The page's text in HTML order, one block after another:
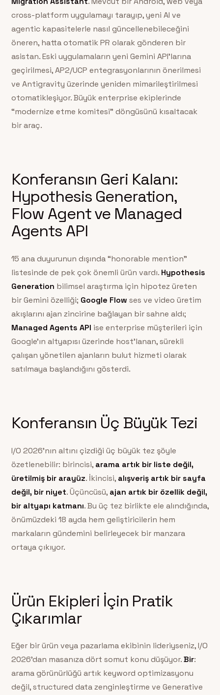
cross-platform uygulamayı tarayıp, yeni AI ve
agentic kapasitelerle nasıl güncellenebileceğini
öneren, hatta otomatik PR olarak gönderen bir
asistan. Eski uygulamaların yeni Gemini API’larına
geçirilmesi, AP2/UCP entegrasyonlarının önerilmesi
ve Antigravity üzerinde yeniden mimarileştirilmesi
otomatikleşiyor. Büyük enterprise ekiplerinde
“modernize etme komitesi” döngüsünü kısaltacak
bir araç.
Konferansın Geri Kalanı:
Hypothesis Generation,
Flow Agent ve Managed
Agents API
15 ana duyurunun dışında “honorable mention”
listesinde de pek çok önemli ürün vardı. Hypothesis
Generation bilimsel araştırma için hipotez üreten
bir Gemini özelliği; Google Flow ses ve video üretim
akışlarını ajan zincirine bağlayan bir sahne aldı;
Managed Agents API ise enterprise müşterileri için
Google’ın altyapısı üzerinde host’lanan, sürekli
çalışan yönetilen ajanların bulut hizmeti olarak
satılmaya başlandığını gösterdi.
Konferansın Üç Büyük Tezi
I/O 2026’nın altını çizdiği üç büyük tez şöyle
özetlenebilir: birincisi, arama artık bir liste değil,
üretilmiş bir arayüz. İkincisi, alışveriş artık bir sayfa
değil, bir niyet. Üçüncüsü, ajan artık bir özellik değil,
bir altyapı katmanı. Bu üç tez birlikte ele alındığında,
önümüzdeki 18 ayda hem geliştiricilerin hem
markaların gündemini belirleyecek bir manzara
ortaya çıkıyor.
Ürün Ekipleri İçin Pratik
Çıkarımlar
Eğer bir ürün veya pazarlama ekibinin lideriyseniz, I/O
2026’dan masanıza dört somut konu düşüyor.Bir:
arama görünürlüğü artık keyword optimizasyonu
değil, structured data zenginleştirme ve Generative